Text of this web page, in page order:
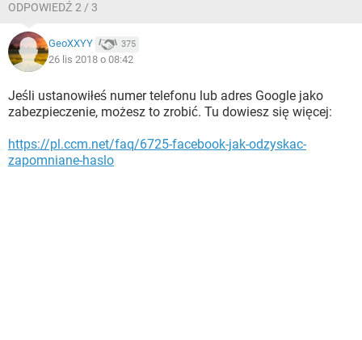
ODPOWIEDŹ 2 / 3
GeoXXYY 375
26 lis 2018 o 08:42
Jeśli ustanowiłeś numer telefonu lub adres Google jako
zabezpieczenie, możesz to zrobić. Tu dowiesz się więcej:
https://pl.ccm.net/faq/6725-facebook-jak-odzyskac-
zapomniane-haslo